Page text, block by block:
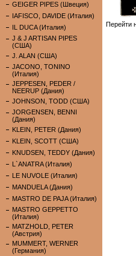
GEIGER PIPES (Швеция)
IAFISCO, DAVIDE (Италия)
IL DUCA (Италия)
J & J ARTISAN PIPES
(США)
J. ALAN (США)
JACONO, TONINO
(Италия)
JEPPESEN, PEDER /
NEERUP (Дания)
JOHNSON, TODD (США)
JORGENSEN, BENNI
(Дания)
KLEIN, PETER (Дания)
KLEIN, SCOTT (США)
KNUDSEN, TEDDY (Дания)
L`ANATRA (Италия)
LE NUVOLE (Италия)
MANDUELA (Дания)
MASTRO DE PAJA (Италия)
MASTRO GEPPETTO
(Италия)
MATZHOLD, PETER
(Австрия)
MUMMERT, WERNER
(Германия)
Перейти